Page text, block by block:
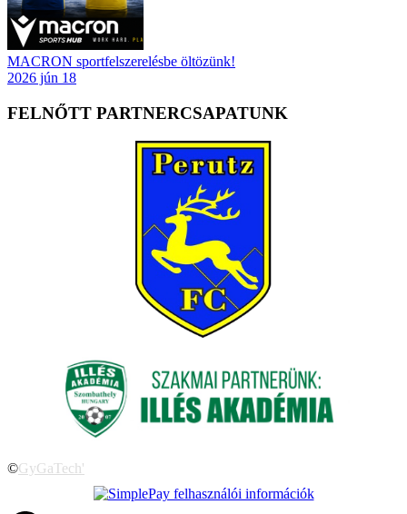
MACRON sportfelszerelésbe öltözünk!
2026 jún 18
FELNŐTT PARTNERCSAPATUNK
©GyGaTech'